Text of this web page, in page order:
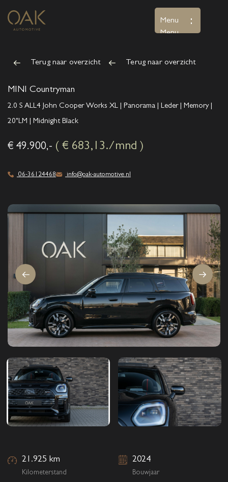
Menu
Menu
Aanbod
Contact
Terug naar overzicht Terug naar overzicht
MINI Countryman
2.0 S ALL4 John Cooper Works XL | Panorama | Leder | Memory |
20"LM | Midnight Black
06-36124468 info@oak-automotive.nl
€ 49.900,- ( € 683,13./mnd )
21.925 km
Kilometerstand
2024
Bouwjaar